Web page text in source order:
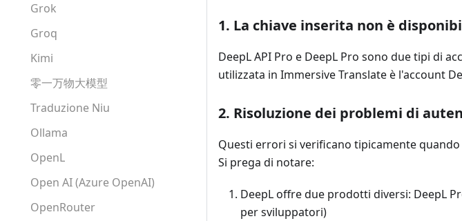
Grok
Groq
Kimi
零一万物大模型
Traduzione Niu
Ollama
OpenL
Open AI (Azure OpenAI)
OpenRouter
1. La chiave inserita non è
DeepL API Pro e DeepL Pro sono due tipi di
utilizzata in Immersive Translate è l'account
2. Risoluzione dei problemi di
Questi errori si verificano tipicamente
Si prega di notare:
DeepL offre due prodotti diversi: DeepL
per sviluppatori)